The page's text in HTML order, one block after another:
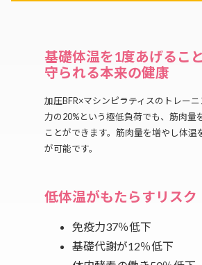
基礎体温を1度あげること
守られる本来の健康
加圧BFR×マシンピラティスのトレー
力の20%という極低負荷でも、筋肉量
ことができます。筋肉量を増やし体温
が可能です。
低体温がもたらすリスク
免疫力37％低下
基礎代謝が12％低下